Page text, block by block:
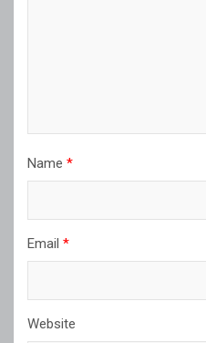
Name *
Email *
Website